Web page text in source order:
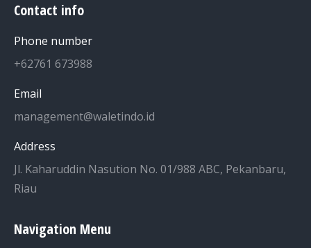
Contact info
Phone number
+62761 673988
Email
management@waletindo.id
Address
Jl. Kaharuddin Nasution No. 01/988 ABC, Pekanbaru,
Riau
Navigation Menu